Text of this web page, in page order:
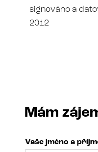
signováno a
2012
Mám
Vaše jméno a